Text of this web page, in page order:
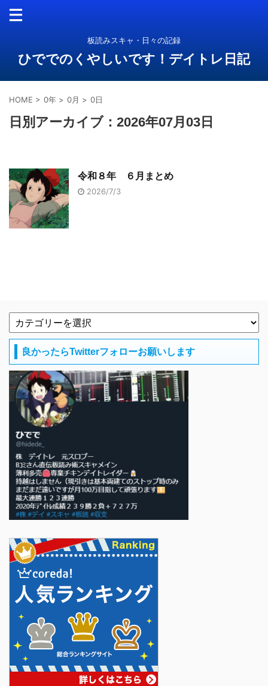
板読みスキャ・日々の記録
ひででのくやしいです！デイトレ日記
HOME > 0年 > 0月 > 0日
日別アーカイブ：2026年07月03日
令和８年 ６月まとめ
2026/7/3
良かったらTwitterフォローお願いします